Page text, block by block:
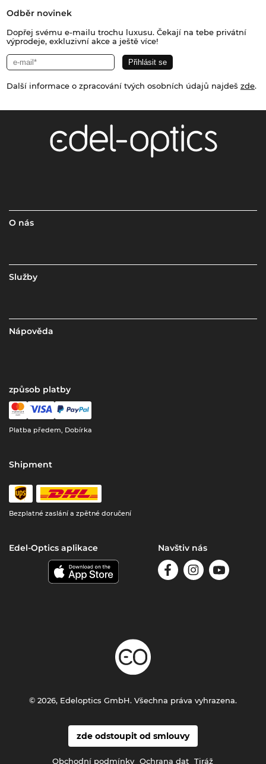
Odběr novinek
Dopřej svému e-mailu trochu luxusu. Čekají na tebe privátní
výprodeje, exkluzivní akce a ještě více!
Další informace o zpracování tvých osobních údajů najdeš zde.
O nás
Služby
Nápověda
způsob platby
Platba předem, Dobírka
Shipment
Bezplatné zaslání a zpětné doručení
Edel-Optics aplikace Navštiv nás
zde odstoupit od smlouvy
Obchodní podmínky Ochrana dat Tiráž
© 2026, Edeloptics GmbH. Všechna práva vyhrazena.